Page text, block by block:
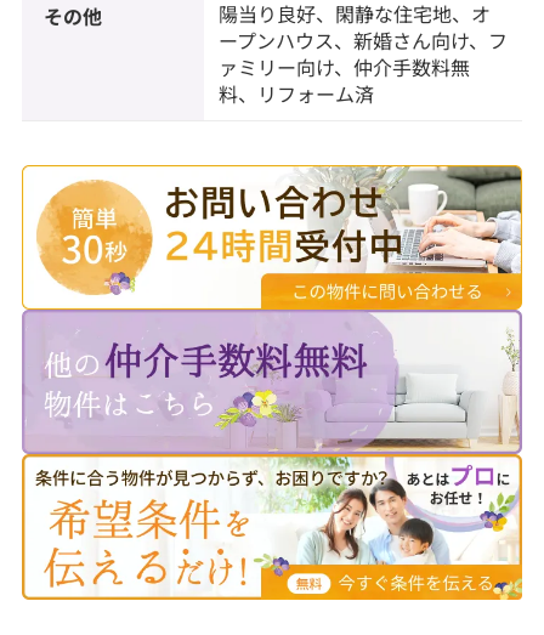
その他
陽当り良好、閑静な住宅地、オ
ープンハウス、新婚さん向け、フ
ァミリー向け、仲介手数料無
料、リフォーム済